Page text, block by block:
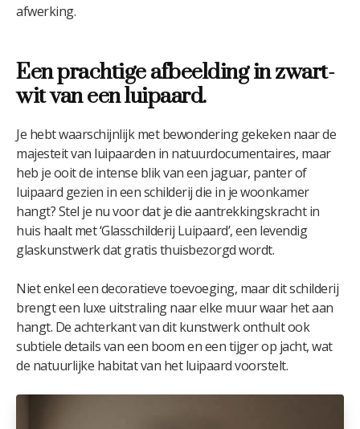
afwerking.
Een prachtige afbeelding in zwart-
wit van een luipaard.
Je hebt waarschijnlijk met bewondering gekeken naar de
majesteit van luipaarden in natuurdocumentaires, maar
heb je ooit de intense blik van een jaguar, panter of
luipaard gezien in een schilderij die in je woonkamer
hangt? Stel je nu voor dat je die aantrekkingskracht in
huis haalt met ‘Glasschilderij Luipaard’, een levendig
glaskunstwerk dat gratis thuisbezorgd wordt.
Niet enkel een decoratieve toevoeging, maar dit schilderij
brengt een luxe uitstraling naar elke muur waar het aan
hangt. De achterkant van dit kunstwerk onthult ook
subtiele details van een boom en een tijger op jacht, wat
de natuurlijke habitat van het luipaard voorstelt.